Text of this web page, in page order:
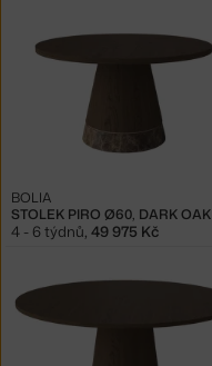
STOLEK PIRO Ø60, DARK OAK
BOLIA
4 - 6 týdnů, 49 975 Kč